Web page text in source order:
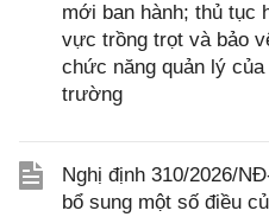
mới ban hành; thủ tục
vực trồng trọt và bảo
chức năng quản lý
trường
Nghị định 310/2026/
bổ sung một số điều